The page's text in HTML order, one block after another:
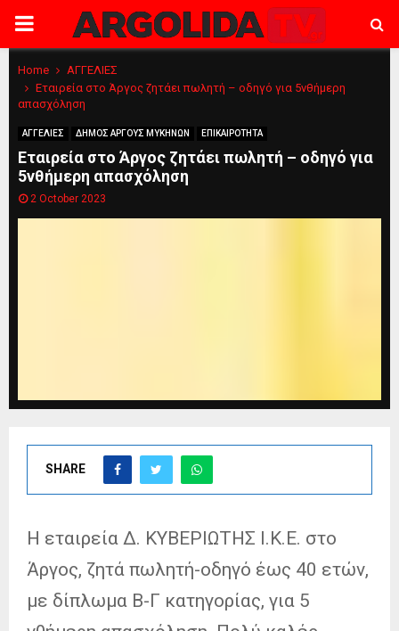
PRIMARY
MENU
Home
ΑΓΓΕΛΙΕΣ
Εταιρεία στο Άργος ζητάει πωλητή – οδηγό για 5νθήμερη
απασχόληση
ΑΓΓΕΛΙΕΣ ΔΗΜΟΣ ΑΡΓΟΥΣ ΜΥΚΗΝΩΝ ΕΠΙΚΑΙΡΟΤΗΤΑ
Εταιρεία στο Άργος ζητάει πωλητή – οδηγό για
5νθήμερη απασχόληση
2 October 2023
SHARE
Η εταιρεία Δ. ΚΥΒΕΡΙΩΤΗΣ Ι.Κ.Ε. στο
Άργος, ζητά πωλητή-οδηγό έως 40 ετών,
με δίπλωμα Β-Γ κατηγορίας, για 5